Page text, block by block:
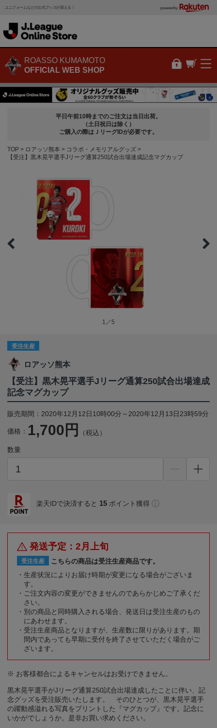
ユニフォームなどの公式グッズが買える！ powered by
ROASSO KUMAMOTO
OFFICIAL WEB SHOP
平日午前10時までのご注文は当日出荷。
（土日祝日は除く）
ご購入の際はＪリーグIDが必要です。
TOP ロアッソ熊本
コラボ・メモリアルグッズ
【受注】黒木晃平選手Jリーグ通算250試合出場達成記念マグカップ
1／5
受注生産
ロアッソ熊本
【受注】黒木晃平選手Jリーグ通算250試合出場達成
記念マグカップ
販売期間：2020年12月12日10時00分～2020年12月13日23時59分
価格： 1,700円 （税込）
数量
楽天IDで決済すると 15 ポイント獲得
発送予定：2月上旬
受注生産
こちらの商品は受注生産商品です。
生産状況によりお届け時期が変更になる場合がございま
す。
ご注文内容の変更ができませんのであらかじめご了承くだ
さい。
別の商品と同時購入される場合、発送日は受注生産のもの
にあわせます。
受注生産商品となりますが、生産数に限りがあります。期
間内であっても早期に受付を終了させていただく場合がご
ざいます。
※ お客様都合によるキャンセルはお受けできません。
黒木晃平選手がJリーグ通算250試合出場達成したことに伴い、記
念グッズを受注販売いたします。 そのひとつが、黒木晃平選手
の躍動感溢れる写真をプリントした『マグカップ』です。記念に
いかがでしょうか。是非お買い求めください。